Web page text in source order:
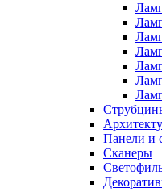
Панели и
Сканеры